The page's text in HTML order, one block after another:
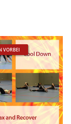
VORBEI